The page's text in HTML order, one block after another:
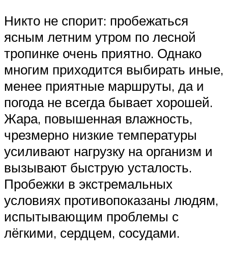
Никто не спорит: пробежаться
ясным летним утром по лесной
тропинке очень приятно. Однако
многим приходится выбирать иные,
менее приятные маршруты, да и
погода не всегда бывает хорошей.
Жара, повышенная влажность,
чрезмерно низкие температуры
усиливают нагрузку на организм и
вызывают быструю усталость.
Пробежки в экстремальных
условиях противопоказаны людям,
испытывающим проблемы с
лёгкими, сердцем, сосудами.